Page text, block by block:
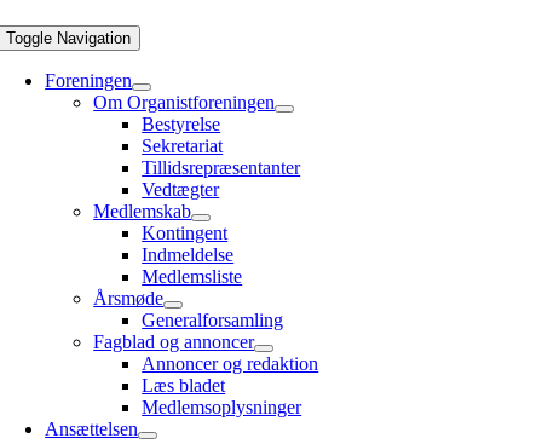
Toggle Navigation
Foreningen
Om Organistforeningen
Bestyrelse
Sekretariat
Tillidsrepræsentanter
Vedtægter
Medlemskab
Kontingent
Indmeldelse
Medlemsliste
Årsmøde
Generalforsamling
Fagblad og annoncer
Annoncer og redaktion
Læs bladet
Medlemsoplysninger
Ansættelsen